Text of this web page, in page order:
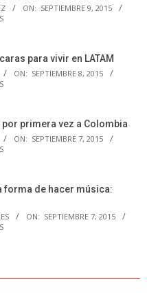
ON: SEPTIEMBRE 9, 2015
para vivir en LATAM
ON: SEPTIEMBRE 8, 2015
primera vez a Colombia
ON: SEPTIEMBRE 7, 2015
forma de hacer música:
ON: SEPTIEMBRE 7, 2015